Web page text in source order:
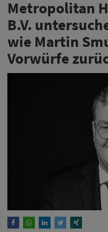
Metropolitan
B.V.
wie Martin
Vorwürfe